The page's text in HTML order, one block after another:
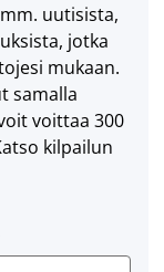
uutisista,
jotka
mukaan.
samalla
voittaa 300
kilpailun